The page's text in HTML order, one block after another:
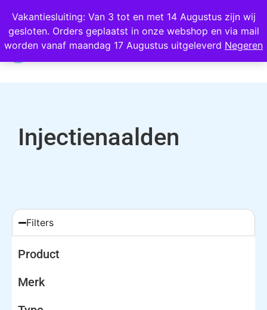
Vakantiesluiting: Van 3 tot en met 14 Augustus zijn wij
gesloten. Orders geplaatst in onze webshop en via mail
worden vanaf maandag 17 Augustus uitgeleverd Negeren
Wij scoren een 4,8 op Google
0
Injectienaalden
Filters
Product
Merk